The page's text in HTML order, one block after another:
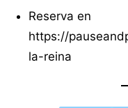
Reserva en
https://
la-reina